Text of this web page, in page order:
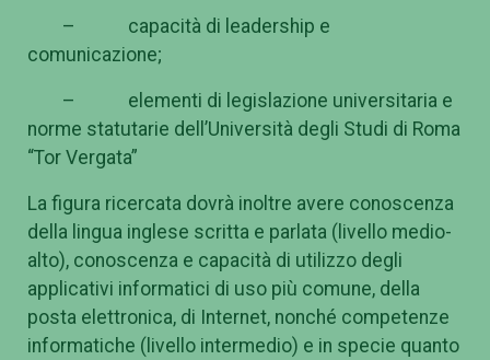
– capacità di leadership e
comunicazione;
– elementi di legislazione universitaria e
norme statutarie dell’Università degli Studi di Roma
“Tor Vergata”
La figura ricercata dovrà inoltre avere conoscenza
della lingua inglese scritta e parlata (livello medio-
alto), conoscenza e capacità di utilizzo degli
applicativi informatici di uso più comune, della
posta elettronica, di Internet, nonché competenze
informatiche (livello intermedio) e in specie quanto